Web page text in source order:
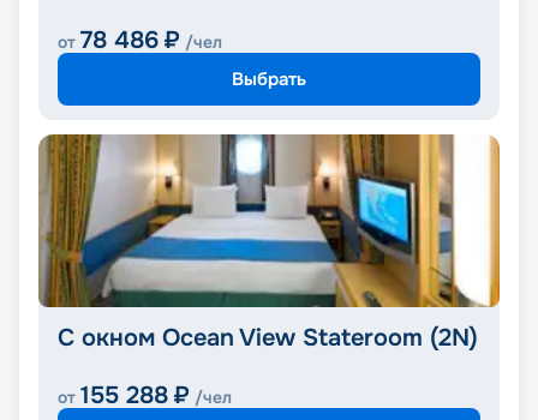
от 78 486 ₽ /чел
Выбрать
С окном Ocean View Stateroom (2N)
от 155 288 ₽ /чел